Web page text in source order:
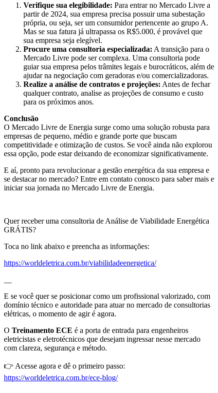
Verifique sua elegibilidade: Para entrar no Mercado Livre a
partir de 2024, sua empresa precisa possuir uma subestação
própria, ou seja, ser um consumidor pertencente ao grupo A.
Mas se sua fatura já ultrapassa os R$5.000, é provável que
sua empresa seja elegível.
Procure uma consultoria especializada: A transição para o
Mercado Livre pode ser complexa. Uma consultoria pode
guiar sua empresa pelos trâmites legais e burocráticos, além de
ajudar na negociação com geradoras e/ou comercializadoras.
Realize a análise de contratos e projeções: Antes de fechar
qualquer contrato, analise as projeções de consumo e custo
para os próximos anos.
Conclusão
O Mercado Livre de Energia surge como uma solução robusta para
empresas de pequeno, médio e grande porte que buscam
competitividade e otimização de custos. Se você ainda não explorou
essa opção, pode estar deixando de economizar significativamente.
E aí, pronto para revolucionar a gestão energética da sua empresa e
se destacar no mercado? Entre em contato conosco para saber mais e
iniciar sua jornada no Mercado Livre de Energia.
Quer receber uma consultoria de Análise de Viabilidade Energética
GRÁTIS?
Toca no link abaixo e preencha as informações:
https://worldeletrica.com.br/viabilidadeenergetica/
E se você quer se posicionar como um profissional valorizado, com
domínio técnico e autoridade para atuar no mercado de consultorias
elétricas, o momento de agir é agora.
O Treinamento ECE é a porta de entrada para engenheiros
eletricistas e eletrotécnicos que desejam ingressar nesse mercado
com clareza, segurança e método.
👉 Acesse agora e dê o primeiro passo:
https://worldeletrica.com.br/ece-blog/